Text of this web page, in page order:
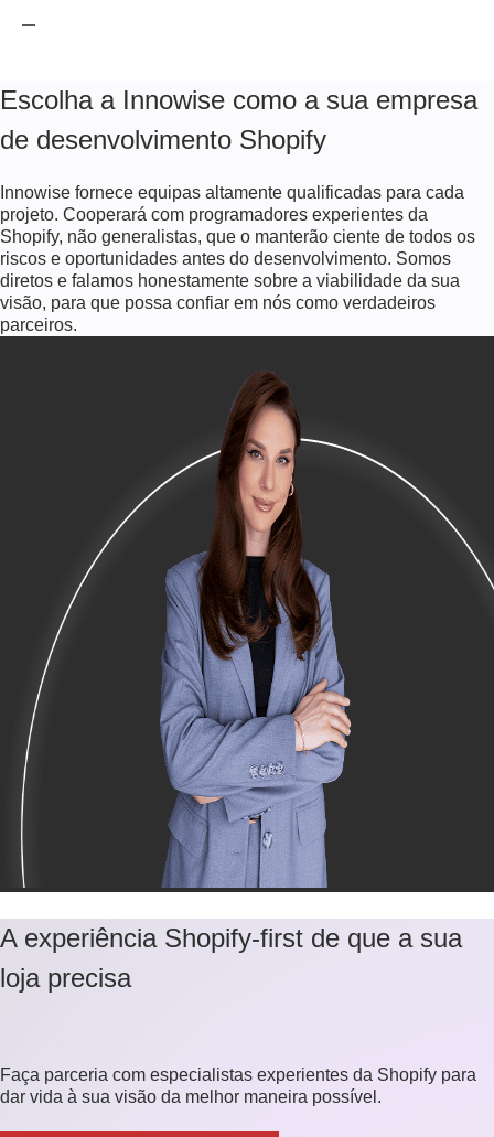
Escolha a Innowise como a sua empresa
de desenvolvimento Shopify
Innowise fornece equipas altamente qualificadas para cada
projeto. Cooperará com programadores experientes da
Shopify, não generalistas, que o manterão ciente de todos os
riscos e oportunidades antes do desenvolvimento. Somos
diretos e falamos honestamente sobre a viabilidade da sua
visão, para que possa confiar em nós como verdadeiros
parceiros.
A experiência Shopify-first de que a sua
loja precisa
Faça parceria com especialistas experientes da Shopify para
dar vida à sua visão da melhor maneira possível.